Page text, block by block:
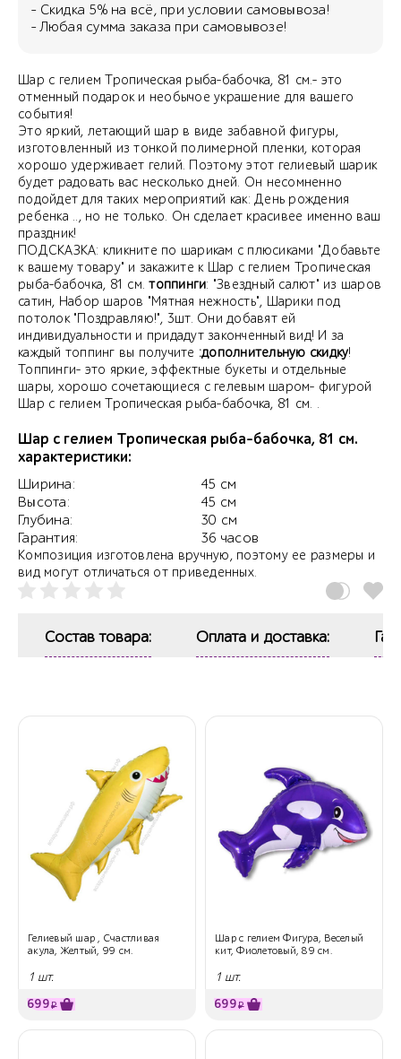
- Скидка 5% на всё, при условии самовывоза!
- Любая сумма заказа при самовывозе!
Шар с гелием Тропическая рыба-бабочка, 81 см.- это
отменный подарок и необычое украшение для вашего
события!
Это яркий, летающий шар в виде забавной фигуры,
изготовленный из тонкой полимерной пленки, которая
хорошо удерживает гелий. Поэтому этот гелиевый шарик
будет радовать вас несколько дней. Он несомненно
подойдет для таких мероприятий как: День рождения
ребенка .., но не только. Он сделает красивее именно ваш
праздник!
ПОДСКАЗКА: кликните по шарикам с плюсиками "Добавьте
к вашему товару" и закажите к Шар с гелием Тропическая
рыба-бабочка, 81 см.топпинги: "Звездный салют" из шаров
сатин, Набор шаров "Мятная нежность", Шарики под
потолок "Поздравляю!", 3шт. Они добавят ей
индивидуальности и придадут законченный вид! И за
каждый топпинг вы получите :дополнительную скидку!
Топпинги- это яркие, эффектные букеты и отдельные
шары, хорошо сочетающиеся с гелевым шаром- фигурой
Шар с гелием Тропическая рыба-бабочка, 81 см. .
Шар с гелием Тропическая рыба-бабочка, 81 см.
характеристики:
Ширина:
Высота:
Глубина:
Гарантия:
45 см
45 см
30 см
36 часов
Композиция изготовлена вручную, поэтому ее размеры и
вид могут отличаться от приведенных.
Состав товара: Оплата и доставка:
Гелиевый шар , Счастливая
акула, Желтый, 99 см.
1 шт.
699₽
Шар с гелием Фигура, Веселый
кит, Фиолетовый, 89 см.
1 шт.
699₽